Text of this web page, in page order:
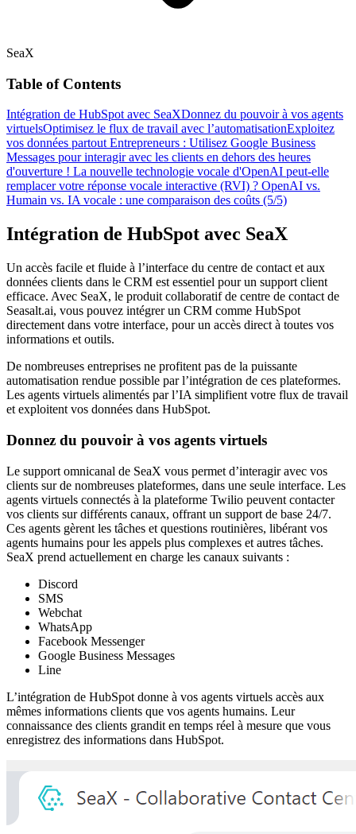
SeaX
Table of Contents
Intégration de HubSpot avec SeaXDonnez du pouvoir à vos agents
virtuelsOptimisez le flux de travail avec l’automatisationExploitez
vos données partout Entrepreneurs : Utilisez Google Business
Messages pour interagir avec les clients en dehors des heures
d'ouverture ! La nouvelle technologie vocale d'OpenAI peut-elle
remplacer votre réponse vocale interactive (RVI) ? OpenAI vs.
Humain vs. IA vocale : une comparaison des coûts (5/5)
Intégration de HubSpot avec SeaX
Un accès facile et fluide à l’interface du centre de contact et aux
données clients dans le CRM est essentiel pour un support client
efficace. Avec SeaX, le produit collaboratif de centre de contact de
Seasalt.ai, vous pouvez intégrer un CRM comme HubSpot
directement dans votre interface, pour un accès direct à toutes vos
informations et outils.
De nombreuses entreprises ne profitent pas de la puissante
automatisation rendue possible par l’intégration de ces plateformes.
Les agents virtuels alimentés par l’IA simplifient votre flux de travail
et exploitent vos données dans HubSpot.
Donnez du pouvoir à vos agents virtuels
Le support omnicanal de SeaX vous permet d’interagir avec vos
clients sur de nombreuses plateformes, dans une seule interface. Les
agents virtuels connectés à la plateforme Twilio peuvent contacter
vos clients sur différents canaux, offrant un support de base 24/7.
Ces agents gèrent les tâches et questions routinières, libérant vos
agents humains pour les appels plus complexes et autres tâches.
SeaX prend actuellement en charge les canaux suivants :
Discord
SMS
Webchat
WhatsApp
Facebook Messenger
Google Business Messages
Line
L’intégration de HubSpot donne à vos agents virtuels accès aux
mêmes informations clients que vos agents humains. Leur
connaissance des clients grandit en temps réel à mesure que vous
enregistrez des informations dans HubSpot.